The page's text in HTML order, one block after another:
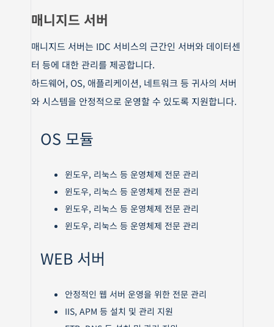
매니지드 서버
매니지드 서버는 IDC 서비스의 근간인 서버와 데이터센
터 등에 대한 관리를 제공합니다.
하드웨어, OS, 애플리케이션, 네트워크 등 귀사의 서버
와 시스템을 안정적으로 운영할 수 있도록 지원합니다.
OS 모듈
윈도우, 리눅스 등 운영체제 전문 관리
윈도우, 리눅스 등 운영체제 전문 관리
윈도우, 리눅스 등 운영체제 전문 관리
윈도우, 리눅스 등 운영체제 전문 관리
WEB 서버
안정적인 웹 서버 운영을 위한 전문 관리
IIS, APM 등 설치 및 관리 지원